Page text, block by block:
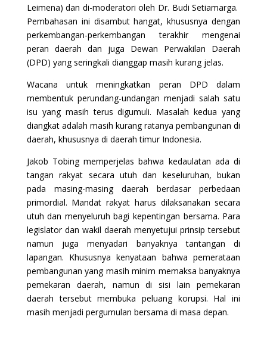
Leimena) dan di-moderatori oleh Dr. Budi Setiamarga.
Pembahasan ini disambut hangat, khususnya dengan
perkembangan-perkembangan terakhir mengenai
peran daerah dan juga Dewan Perwakilan Daerah
(DPD) yang seringkali dianggap masih kurang jelas.
Wacana untuk meningkatkan peran DPD dalam
membentuk perundang-undangan menjadi salah satu
isu yang masih terus digumuli. Masalah kedua yang
diangkat adalah masih kurang ratanya pembangunan di
daerah, khususnya di daerah timur Indonesia.
Jakob Tobing memperjelas bahwa kedaulatan ada di
tangan rakyat secara utuh dan keseluruhan, bukan
pada masing-masing daerah berdasar perbedaan
primordial. Mandat rakyat harus dilaksanakan secara
utuh dan menyeluruh bagi kepentingan bersama. Para
legislator dan wakil daerah menyetujui prinsip tersebut
namun juga menyadari banyaknya tantangan di
lapangan. Khususnya kenyataan bahwa pemerataan
pembangunan yang masih minim memaksa banyaknya
pemekaran daerah, namun di sisi lain pemekaran
daerah tersebut membuka peluang korupsi. Hal ini
masih menjadi pergumulan bersama di masa depan.